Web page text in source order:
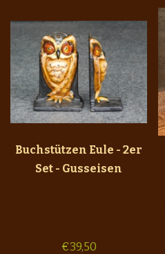
Buchstützen Eule - 2er
Set - Gusseisen
€39,50